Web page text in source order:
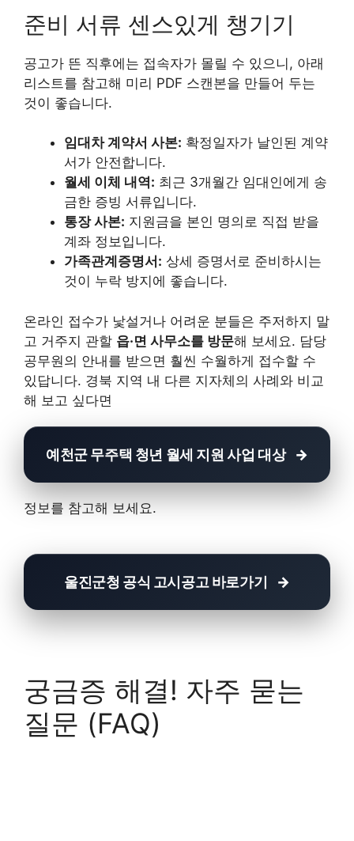
준비 서류 센스있게 챙기기
공고가 뜬 직후에는 접속자가 몰릴 수 있으니, 아래
리스트를 참고해 미리 PDF 스캔본을 만들어 두는
것이 좋습니다.
임대차 계약서 사본: 확정일자가 날인된 계약
서가 안전합니다.
월세 이체 내역: 최근 3개월간 임대인에게 송
금한 증빙 서류입니다.
통장 사본: 지원금을 본인 명의로 직접 받을
계좌 정보입니다.
가족관계증명서: 상세 증명서로 준비하시는
것이 누락 방지에 좋습니다.
온라인 접수가 낯설거나 어려운 분들은 주저하지 말
고 거주지 관할 읍·면 사무소를 방문해 보세요. 담당
공무원의 안내를 받으면 훨씬 수월하게 접수할 수
있답니다. 경북 지역 내 다른 지자체의 사례와 비교
해 보고 싶다면
예천군 무주택 청년 월세 지원 사업 대상
정보를 참고해 보세요.
울진군청 공식 고시공고 바로가기
궁금증 해결! 자주 묻는
질문 (FAQ)